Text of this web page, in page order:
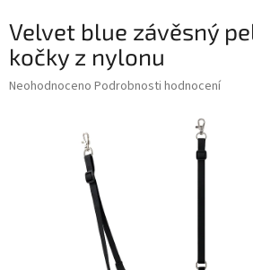
Velvet blue závěsný
kočky z nylonu
Průměrné
Neohodnoceno Podrobnosti hodnocení